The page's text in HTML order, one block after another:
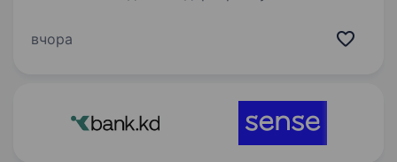
продукти, якими щодня користуються
вчора